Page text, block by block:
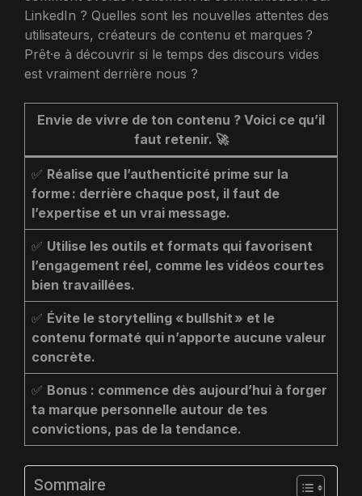
LinkedIn ? Quelles sont les nouvelles attentes des
utilisateurs, créateurs de contenu et marques ?
Prêt·e à découvrir si le temps des discours vides
est vraiment derrière nous ?
Envie de vivre de ton contenu ? Voici ce qu’il
faut retenir. 🚀
✅ Réalise que l’authenticité prime sur la
forme : derrière chaque post, il faut de
l’expertise et un vrai message.
✅ Utilise les outils et formats qui favorisent
l’engagement réel, comme les vidéos courtes
bien travaillées.
✅ Évite le storytelling « bullshit » et le
contenu formaté qui n’apporte aucune valeur
concrète.
✅ Bonus : commence dès aujourd’hui à forger
ta marque personnelle autour de tes
convictions, pas de la tendance.
Sommaire